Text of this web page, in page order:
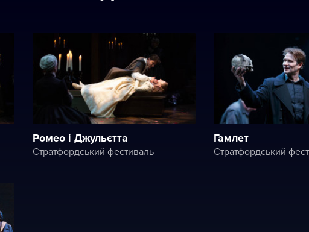
Ромео і Джульєтта
Стратфордський фестиваль
Гамлет
Стратфордський